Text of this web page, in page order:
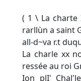
( 1 \ La charte
rarllùn a saint
all-d~va r.t
La charle xx
ressée au roi
Ion plI'